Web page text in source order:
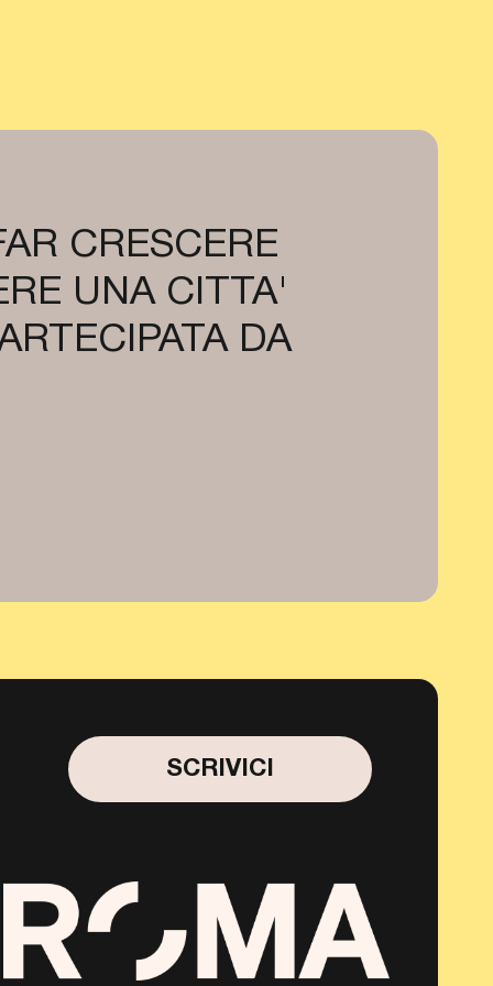
CRESCERE
UNA CITTA'
DA
SCRIVICI